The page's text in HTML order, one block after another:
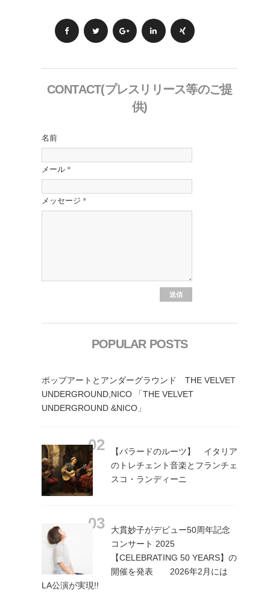
CONTACT(プレスリリース等のご提
供)
名前
メール *
メッセージ *
POPULAR POSTS
ポップアートとアンダーグラウンド THE VELVET
UNDERGROUND,NICO 「THE VELVET
UNDERGROUND &NICO」
【バラードのルーツ】 イタリア
のトレチェント音楽とフランチェ
スコ・ランディーニ
大貫妙子がデビュー50周年記念
コンサート 2025
【CELEBRATING 50 YEARS】の
開催を発表 2026年2月には
LA公演が実現!!